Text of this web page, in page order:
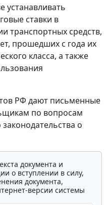
устанавливать
ставки в
транспортных средств,
прошедших с года их
класса, а также
РФ дают письменные
по вопросам
о
документа и
о вступлении в силу,
документа,
версии системы